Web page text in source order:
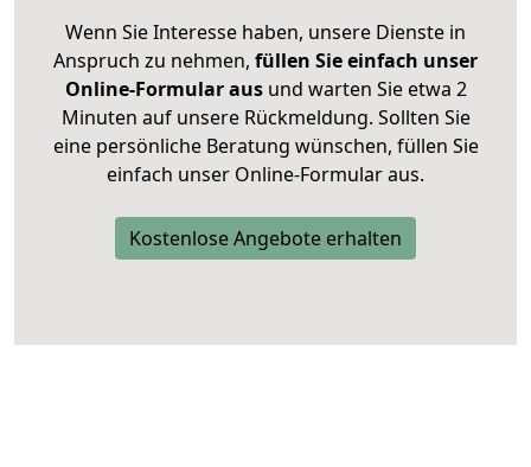
Wenn Sie Interesse haben, unsere Dienste in
Anspruch zu nehmen, füllen Sie einfach unser
Online-Formular ausund warten Sie etwa 2
Minuten auf unsere Rückmeldung. Sollten Sie
eine persönliche Beratung wünschen, füllen Sie
einfach unser Online-Formular aus.
Kostenlose Angebote erhalten